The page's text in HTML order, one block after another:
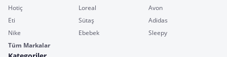
Hotiç
Loreal
Avon
Eti
Sütaş
Adidas
Nike
Ebebek
Sleepy
Tüm Markalar